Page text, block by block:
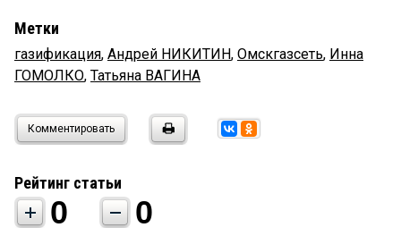
Метки
газификация, Андрей НИКИТИН, Омскгазсеть, Инна
ГОМОЛКО, Татьяна ВАГИНА
Комментировать
Рейтинг статьи
0 0